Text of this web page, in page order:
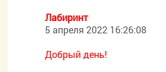
Лабиринт
5 апреля 2022 16:26:08
Добрый день!